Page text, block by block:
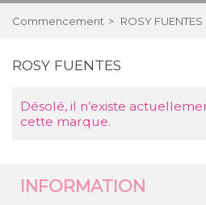
Commencement > ROSY FUENTES
ROSY FUENTES
Désolé, il n’existe
cette marque.
INFORMATION